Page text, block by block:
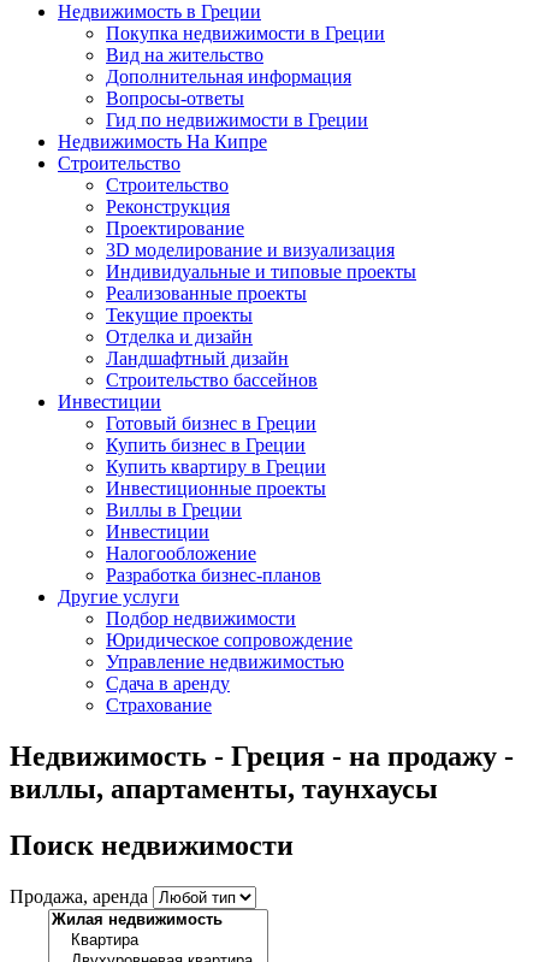
Недвижимость в Греции
Покупка недвижимости в Греции
Вид на жительство
Дополнительная информация
Вопросы-ответы
Гид по недвижимости в Греции
Недвижимость На Кипре
Строительство
Строительство
Реконструкция
Проектирование
3D моделирование и визуализация
Индивидуальные и типовые проекты
Реализованные проекты
Текущие проекты
Отделка и дизайн
Ландшафтный дизайн
Строительство бассейнов
Инвестиции
Готовый бизнес в Греции
Купить бизнес в Греции
Купить квартиру в Греции
Инвестиционные проекты
Виллы в Греции
Инвестиции
Налогообложение
Разработка бизнес-планов
Другие услуги
Подбор недвижимости
Юридическое сопровождение
Управление недвижимостью
Сдача в аренду
Страхование
Недвижимость - Греция - на продажу -
виллы, апартаменты, таунхаусы
Поиск недвижимости
Продажа, аренда